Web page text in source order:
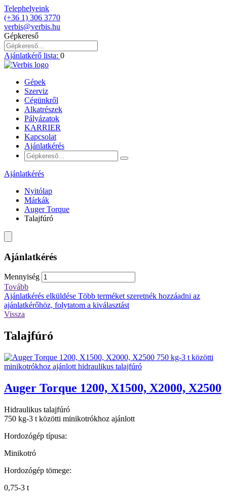
Telephelyeink
(+36 1) 306 3770
verbis@verbis.hu
Gépkereső
Ajánlatkérő lista: 0
Gépek
Szerviz
Cégünkről
Alkatrészek
Pályázatok
KARRIER
Kapcsolat
Ajánlatkérés
Ajánlatkérés
Nyitólap
Márkák
Auger Torque
Talajfúró
Ajánlatkérés
Mennyiség
Tovább
Ajánlatkérés elküldése Több terméket szeretnék hozzáadni az
ajánlatkérőhöz, folytatom a kiválasztást
Vissza
Talajfúró
Auger Torque 1200, X1500, X2000, X2500
Hidraulikus talajfúró
750 kg-3 t közötti minikotrókhoz ajánlott
Hordozógép típusa:
Minikotró
Hordozógép tömege:
0,75-3 t